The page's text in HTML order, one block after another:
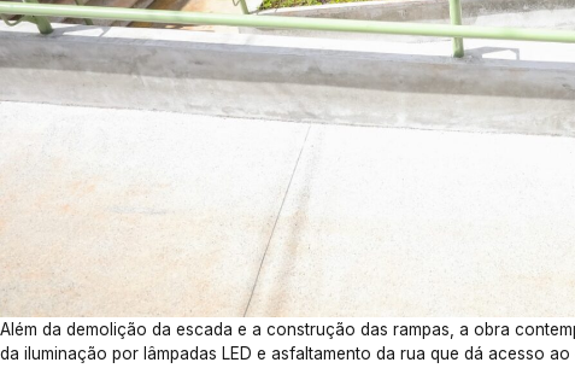
Além da demolição da escada e a construção das rampas, a obra
da iluminação por lâmpadas LED e asfaltamento da rua que dá acesso